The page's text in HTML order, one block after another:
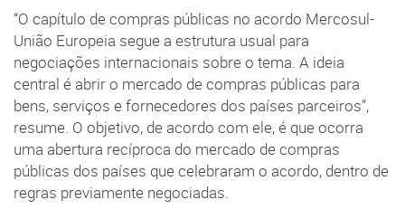
“O capítulo de compras públicas no acordo Mercosul-
União Europeia segue a estrutura usual para
negociações internacionais sobre o tema. A ideia
central é abrir o mercado de compras públicas para
bens, serviços e fornecedores dos países parceiros”,
resume. O objetivo, de acordo com ele, é que ocorra
uma abertura recíproca do mercado de compras
públicas dos países que celebraram o acordo, dentro de
regras previamente negociadas.